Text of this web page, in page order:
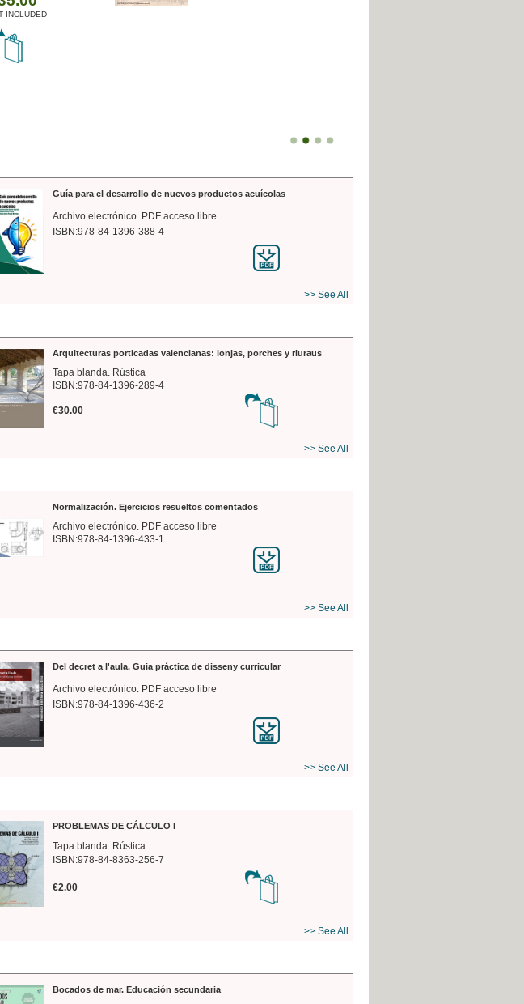
Guía para el desarrollo de nuevos productos acuícolas
Archivo electrónico. PDF acceso libre
ISBN:978-84-1396-388-4
>> See All
Arquitecturas porticadas valencianas: lonjas, porches y riuraus
Tapa blanda. Rústica
ISBN:978-84-1396-289-4
€30.00
>> See All
Normalización. Ejercicios resueltos comentados
Archivo electrónico. PDF acceso libre
ISBN:978-84-1396-433-1
>> See All
Del decret a l'aula. Guia práctica de disseny curricular
Archivo electrónico. PDF acceso libre
ISBN:978-84-1396-436-2
>> See All
PROBLEMAS DE CÁLCULO I
Tapa blanda. Rústica
ISBN:978-84-8363-256-7
€2.00
>> See All
Bocados de mar. Educación secundaria